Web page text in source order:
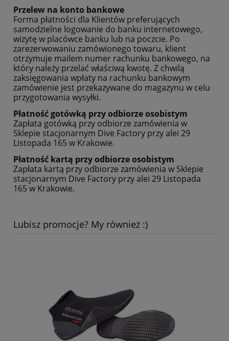
Przelew na konto bankowe
Forma płatności dla Klientów preferujących
samodzielne logowanie do banku internetowego,
wizytę w placówce banku lub na poczcie. Po
zarezerwowaniu zamówionego towaru, klient
otrzymuje mailem numer rachunku bankowego, na
który należy przelać właściwą kwotę. Z chwilą
zaksięgowania wpłaty na rachunku bankowym
zamówienie jest przekazywane do magazynu w celu
przygotowania wysyłki.
Płatność gotówką przy odbiorze osobistym
Zapłata gotówką przy odbiorze zamówienia w
Sklepie stacjonarnym Dive Factory przy alei 29
Listopada 165 w Krakowie.
Płatność kartą przy odbiorze osobistym
Zapłata kartą przy odbiorze zamówienia w Sklepie
stacjonarnym Dive Factory przy alei 29 Listopada
165 w Krakowie.
Lubisz promocje? My również :)